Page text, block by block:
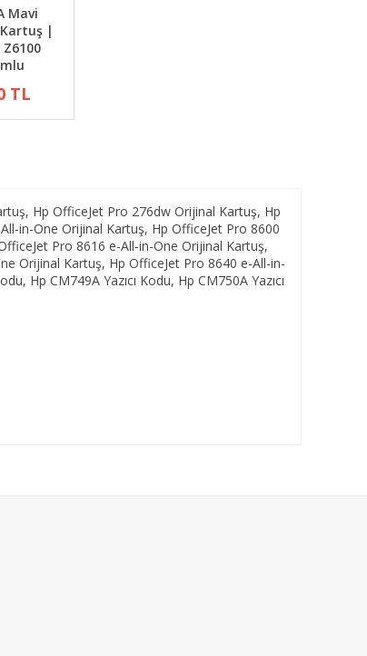
Mavi
|
TL
Hp OfficeJet Pro 276dw Orijinal Kartuş, Hp
in-One Orijinal Kartuş, Hp OfficeJet Pro 8600
Pro 8616 e-All-in-One Orijinal Kartuş,
Orijinal Kartuş, Hp OfficeJet Pro 8640 e-All-in-
Hp CM749A Yazıcı Kodu, Hp CM750A Yazıcı